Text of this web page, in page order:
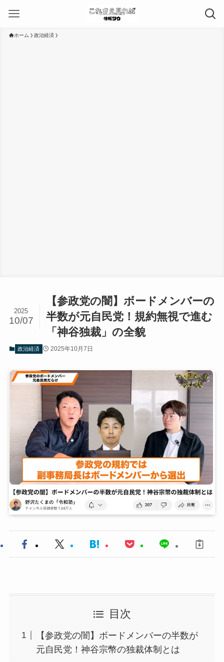
ホーム 政治経済
【参政党の闇】ボードメンバーの
半数が元自民党！規約無視で進む
「神谷独裁」の全貌
2025
10/07
政治経済 2025年10月7日
目次
【参政党の闇】ボードメンバーの半数が
元自民党！神谷宗幣の独裁体制とは